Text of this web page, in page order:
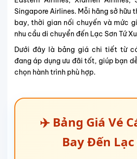
Singapore Airlines. Mỗi hãng sở hữu
bay, thời gian nối chuyến và mức
nhu cầu di chuyển đến Lạc Sơn Tứ
Dưới đây là bảng giá chi tiết từ
đang áp dụng ưu đãi tốt, giúp bạn
chọn hành trình phù hợp.
✈️ Bảng Giá Vé
Bay Đến Lạc